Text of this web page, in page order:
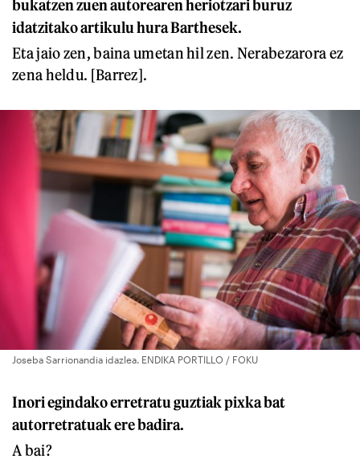
bukatzen zuen autorearen heriotzari buruz
idatzitako artikulu hura Barthesek.
Eta jaio zen, baina umetan hil zen. Nerabezarora ez
zena heldu. [Barrez].
Joseba Sarrionandia idazlea. ENDIKA PORTILLO / FOKU
Inori egindako erretratu guztiak pixka bat
autorretratuak ere badira.
A bai?